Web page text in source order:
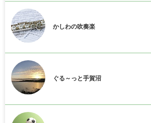
かしわの吹奏楽
ぐる～っと手賀沼